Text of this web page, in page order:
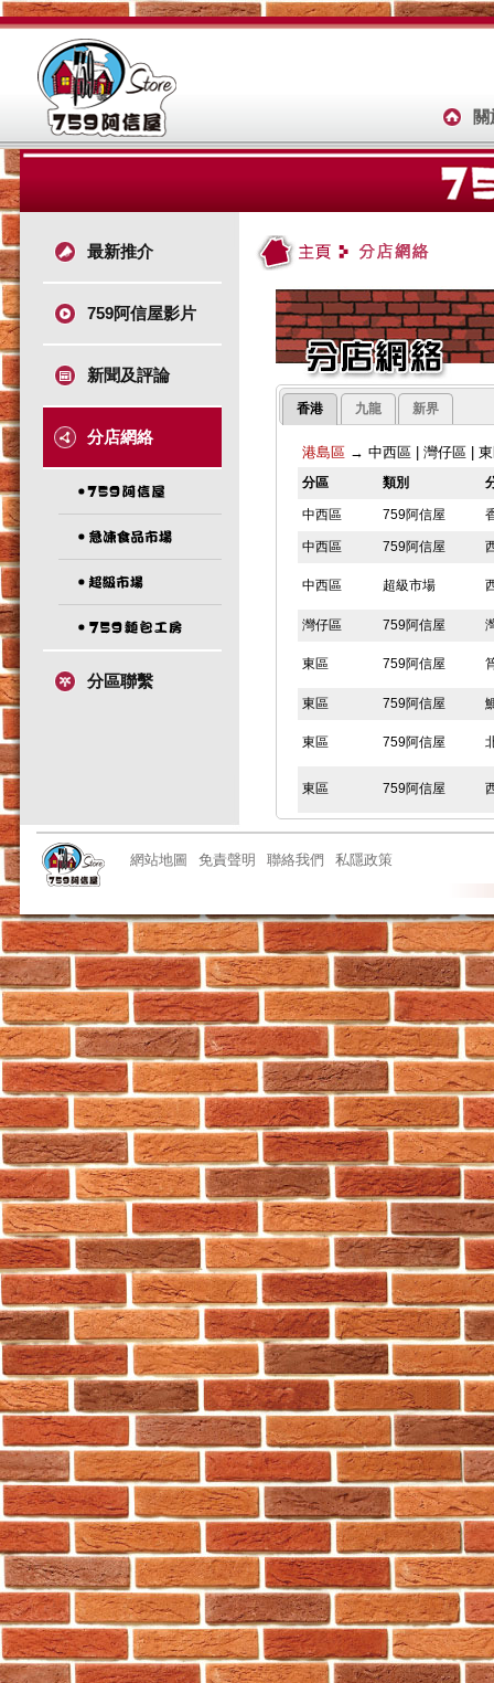
最新推介
759阿信屋影片
新聞及評論
分店網絡
分區聯繫
香港 九龍 新界
港島區→ 中西區| 灣仔區|
分區 類別
中西區 759阿信屋
中西區 759阿信屋
中西區 超級市場
灣仔區 759阿信屋
東區 759阿信屋
東區 759阿信屋
東區 759阿信屋
東區 759阿信屋
東區 759阿信屋
東區 急凍食品市場
東區 759阿信屋
東區 759阿信屋
東區 759阿信屋
南區 759阿信屋
南區 759阿信屋
南區 759阿信屋
南區 759阿信屋
網站地圖 免責聲明 聯絡我們 私隱政策